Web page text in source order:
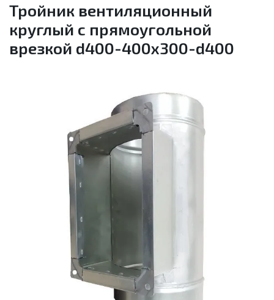
Тройник вентиляционный
круглый с прямоугольной
врезкой d400-400x300-d400